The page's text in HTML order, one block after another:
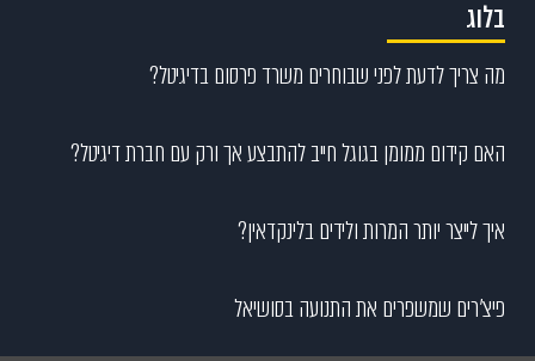
בלוג
מה צריך לדעת לפני שבוחרים משרד פרסום בדיגיטל?
האם קידום ממומן בגוגל חייב להתבצע אך ורק עם חברת דיגיטל?
איך לייצר יותר המרות ולידים בלינקדאין?
פיצ’רים שמשפרים את התנועה בסושיאל